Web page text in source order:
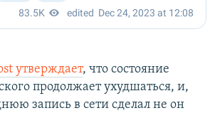
утверждает, что состояние
продолжает ухудшаться, и,
запись в сети сделал не он